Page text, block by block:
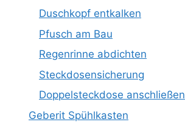
Duschkopf entkalken
Pfusch am Bau
Regenrinne abdichten
Steckdosensicherung
Doppelsteckdose anschließen
Geberit Spühlkasten